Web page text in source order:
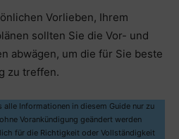
Vorlieben, Ihrem
sollten Sie die Vor- und
abwägen, um die für Sie beste
zu treffen.
alle Informationen in diesem Guide nur zu
Vorankündigung geändert werden
für die Richtigkeit oder Vollständigkeit